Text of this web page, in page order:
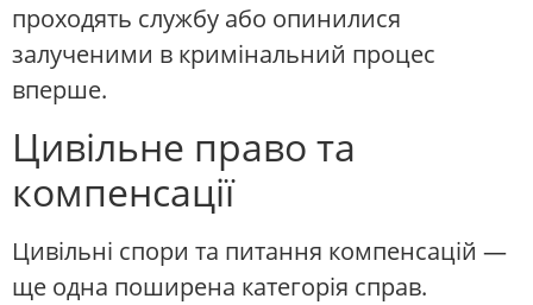
проходять службу або опинилися
залученими в кримінальний процес
вперше.
Цивільне право та
компенсації
Цивільні спори та питання компенсацій —
ще одна поширена категорія справ.